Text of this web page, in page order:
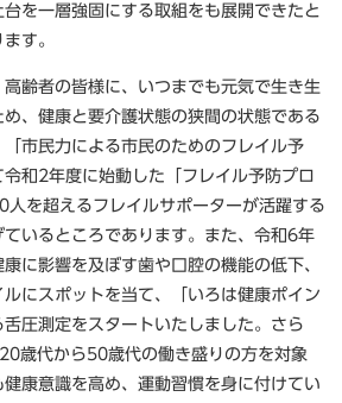
を一層強固にする取組をも展開できたと
す。
齢者の皆様に、いつまでも元気で生き生
、健康と要介護状態の狭間の状態である
「市民力による市民のためのフレイル予
和2年度に始動した「フレイル予防プロ
人を超えるフレイルサポーターが活躍する
いるところであります。また、令和6年
に影響を及ぼす歯や口腔の機能の低下、
にスポットを当て、「いろは健康ポイン
舌圧測定をスタートいたしました。さら
歳代から50歳代の働き盛りの方を対象
康意識を高め、運動習慣を身に付けてい